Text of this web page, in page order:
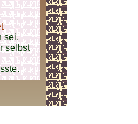
sei.
selbst